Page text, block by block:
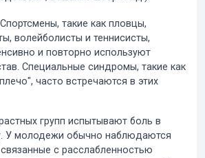
Спортсмены, такие как пловцы,
волейболисты и теннисисты,
и повторно используют
Специальные синдромы, такие как
часто встречаются в этих
групп испытывают боль в
У молодежи обычно наблюдаются
с расслабленностью